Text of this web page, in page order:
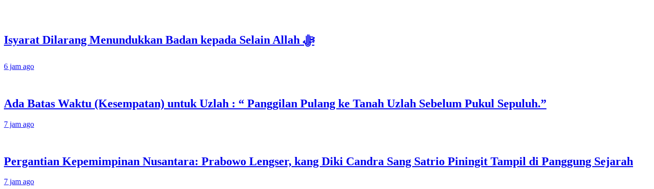
Isyarat Dilarang Menundukkan Badan kepada Selain Allah ﷻ
6 jam ago
Ada Batas Waktu (Kesempatan) untuk Uzlah : “ Panggilan Pulang ke Tanah Uzlah Sebelum Pukul Sepuluh.”
7 jam ago
Pergantian Kepemimpinan Nusantara: Prabowo Lengser, kang Diki Candra Sang Satrio Piningit Tampil di Panggung Sejarah
7 jam ago